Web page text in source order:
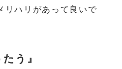
リハリがあって良いで
う』